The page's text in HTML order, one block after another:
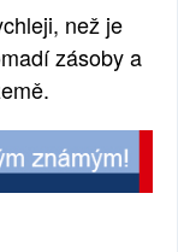
než je
zásoby a